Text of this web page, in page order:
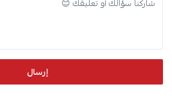
إرسال